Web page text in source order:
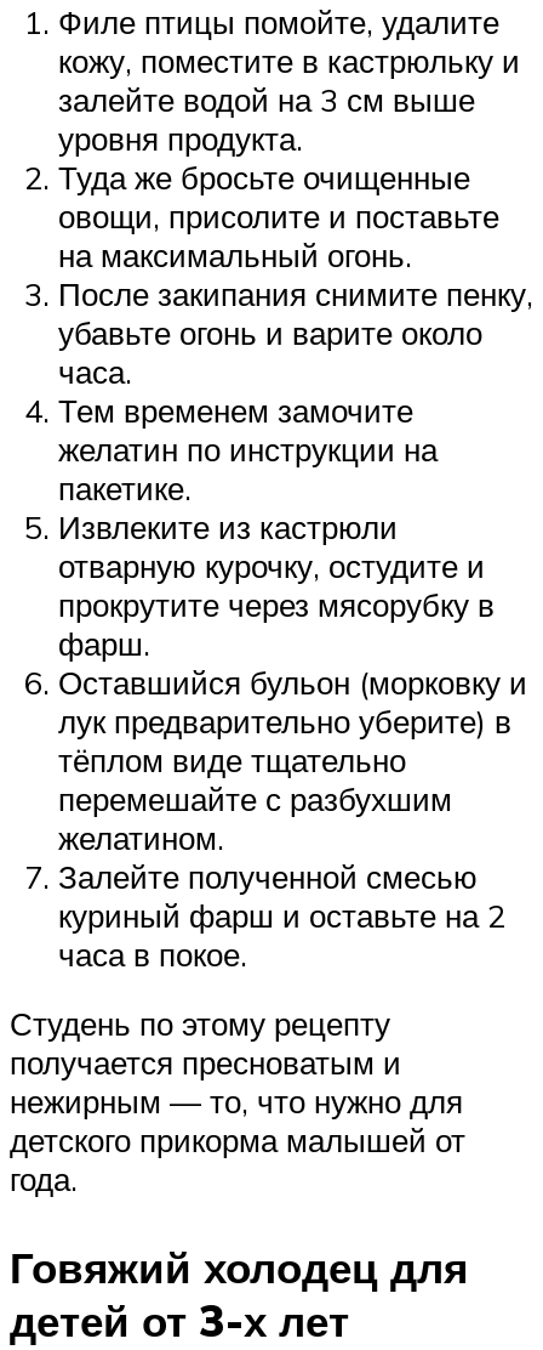
Филе птицы помойте, удалите
кожу, поместите в кастрюльку и
залейте водой на 3 см выше
уровня продукта.
Туда же бросьте очищенные
овощи, присолите и поставьте
на максимальный огонь.
После закипания снимите пенку,
убавьте огонь и варите около
часа.
Тем временем замочите
желатин по инструкции на
пакетике.
Извлеките из кастрюли
отварную курочку, остудите и
прокрутите через мясорубку в
фарш.
Оставшийся бульон (морковку и
лук предварительно уберите) в
тёплом виде тщательно
перемешайте с разбухшим
желатином.
Залейте полученной смесью
куриный фарш и оставьте на 2
часа в покое.
Студень по этому рецепту
получается пресноватым и
нежирным — то, что нужно для
детского прикорма малышей от
года.
Говяжий холодец для
детей от 3-х лет